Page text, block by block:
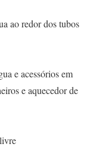
ao redor dos tubos
e acessórios em
e aquecedor de